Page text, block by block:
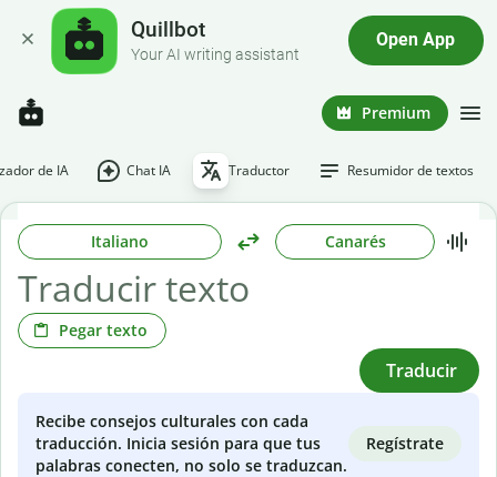
Quillbot
Your AI writing assistant
Open App
Premium
de IA Chat IA Traductor Resumidor de textos
Italiano Canarés
Pegar texto
Traducir
Recibe consejos culturales con cada
traducción. Inicia sesión para que tus
palabras conecten, no solo se traduzcan.
Regístrate